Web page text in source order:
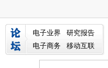
电子业界
研究报告
电子商务
移动互联